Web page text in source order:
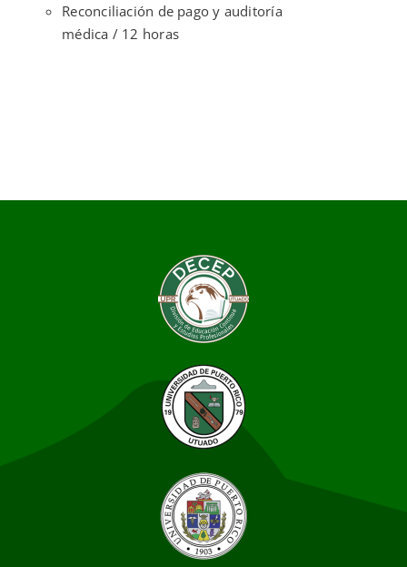
Reconciliación de pago y auditoría
médica / 12 horas